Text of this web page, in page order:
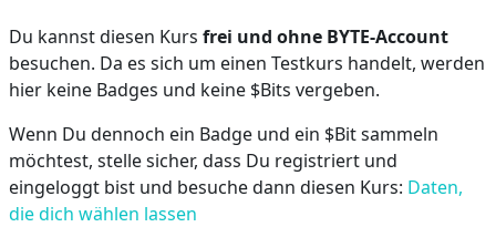
Abschnittsübersicht
Du kannst diesen Kurs frei und ohne BYTE‑Account
besuchen. Da es sich um einen Testkurs handelt, werden
hier keine Badges und keine $Bits vergeben.
Wenn Du dennoch ein Badge und ein $Bit sammeln
möchtest, stelle sicher, dass Du registriert und
eingeloggt bist und besuche dann diesen Kurs: Daten,
die dich wählen lassen